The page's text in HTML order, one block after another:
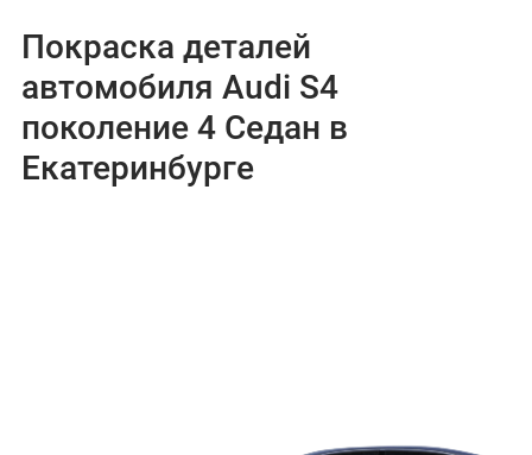
Покраска деталей
автомобиля Audi S4
поколение 4 Седан в
Екатеринбурге